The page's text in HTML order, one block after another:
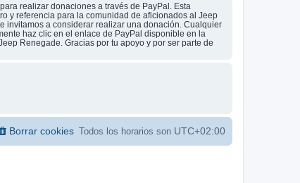
realizar donaciones a través de PayPal. Esta
y referencia para la comunidad de aficionados al Jeep
invitamos a considerar realizar una donación. Cualquier
haz clic en el enlace de PayPal disponible en la
Renegade. Gracias por tu apoyo y por ser parte de
Todos los horarios son UTC+02:00
Borrar cookies